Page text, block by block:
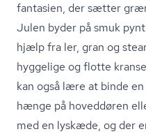
fantasien, der sætter
Julen byder på smuk
hjælp fra ler, gran og
hyggelige og flotte
kan også lære at binde
hænge på hoveddøren
med en lyskæde, og der